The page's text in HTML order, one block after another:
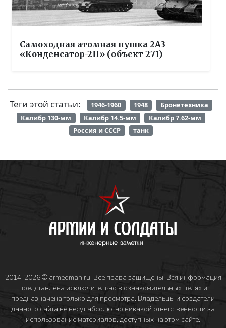
Самоходная атомная пушка 2А3
«Конденсатор-2П» (объект 271)
Теги этой статьи: 1946-1960 1948
Бронетехника
Калибр 130-мм
Калибр 14.5-мм
Калибр 7.62-мм
Россия и СССР
танк
2014-2026 © armedman.ru. Все права защищены. Вся информация
представлена исключительно в ознакомительных целях и
предназначена только для просмотра. Владельцы и создатели
данного сайта не несут абсолютно никакой ответственности за
использование материалов, доступных на этом сайте.